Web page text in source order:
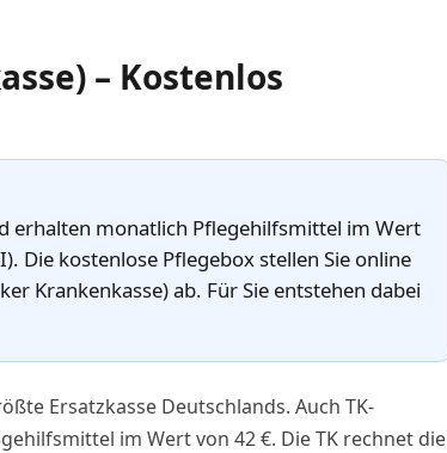
– Kostenlos
erhalten monatlich Pflegehilfsmittel im Wert
Die kostenlose Pflegebox stellen Sie online
Krankenkasse) ab. Für Sie entstehen dabei
Ersatzkasse Deutschlands. Auch TK-
im Wert von 42 €. Die TK rechnet die